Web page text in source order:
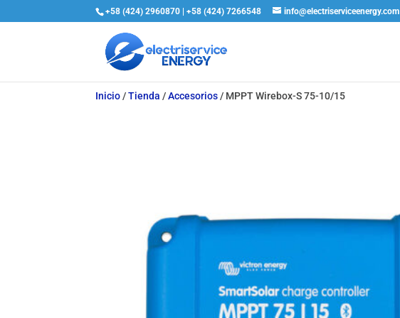
+58 (424) 2960870 | +58 (424) 7266548 info@electriserviceenergy.com
Inicio /Tienda /Accesorios / MPPT Wirebox-S 75-10/15